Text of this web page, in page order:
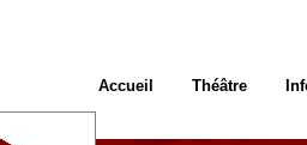
Accueil Théâtre